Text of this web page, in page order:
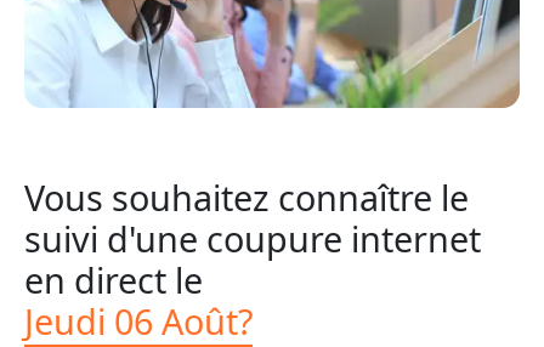
Vous souhaitez connaître le
suivi d'une coupure internet
en direct le
Jeudi 06 Août?